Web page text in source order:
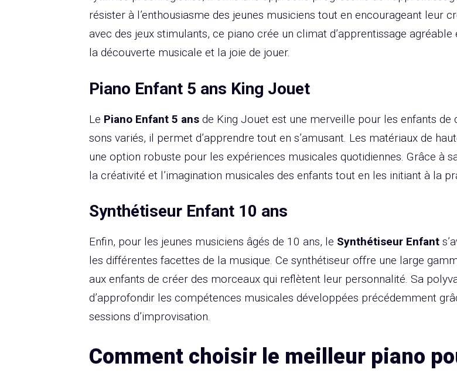
résister à l’enthousiasme des jeunes musiciens tout en encourageant leur
avec des jeux stimulants, ce piano crée un climat d’apprentissage
la découverte musicale et la joie de jouer.
Piano Enfant 5 ans King Jouet
Le Piano Enfant 5 ans de King Jouet est une merveille pour les enfants
sons variés, il permet d’apprendre tout en s’amusant. Les matériaux de
une option robuste pour les expériences musicales quotidiennes. Grâce à
la créativité et l’imagination musicales des enfants tout en les initiant à la
Synthétiseur Enfant 10 ans
Enfin, pour les jeunes musiciens âgés de 10 ans, le Synthétiseur Enfant
les différentes facettes de la musique. Ce synthétiseur offre une large
aux enfants de créer des morceaux qui reflètent leur personnalité. Sa
d’approfondir les compétences musicales développées précédemment
sessions d’improvisation.
Comment choisir le meilleur piano